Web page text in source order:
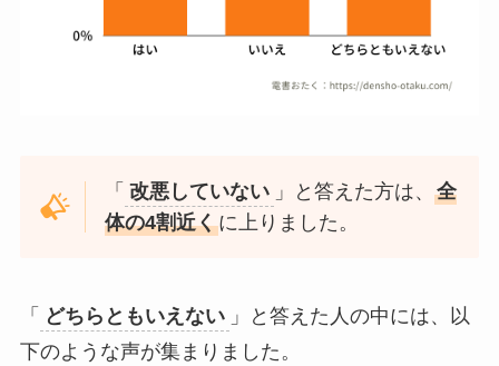
「 改悪していない 」と答えた方は、全
体の4割近くに上りました。
「 どちらともいえない 」と答えた人の中には、以
下のような声が集まりました。